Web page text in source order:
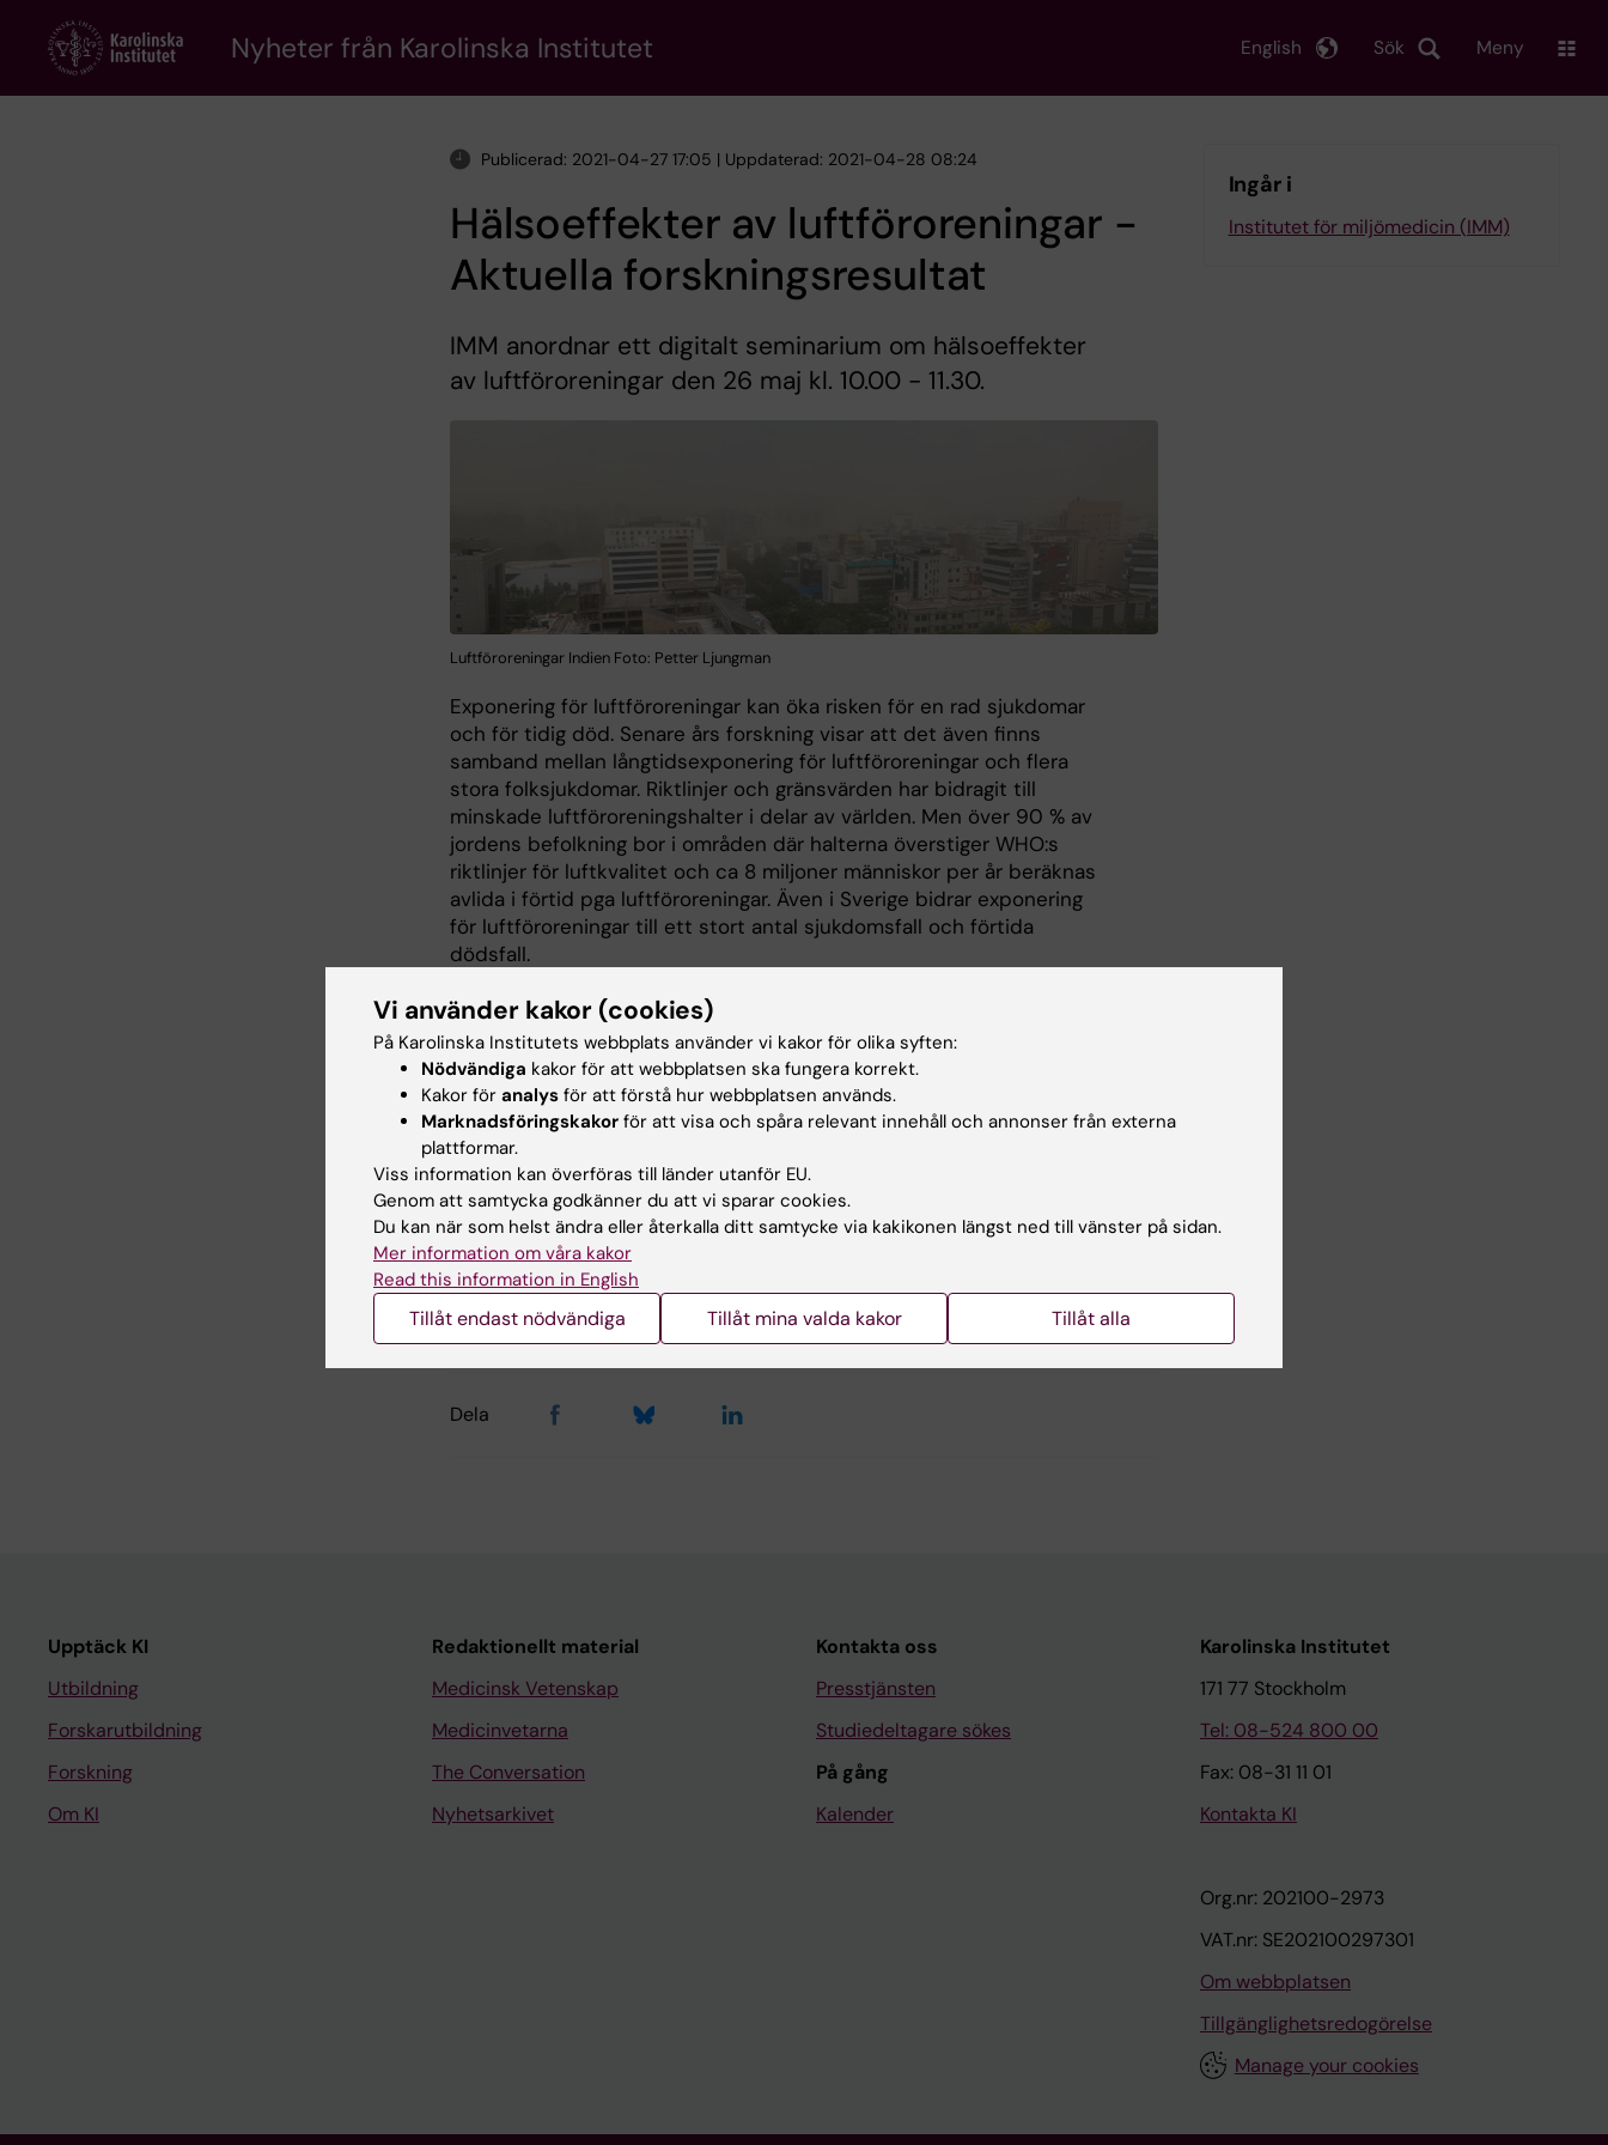
content
Nyheter från Karolinska Institutet Sök
English Meny
Publicerad: 2021-04-27 17:05 | Uppdaterad: 2021-04-28 08:24
Hälsoeffekter av luftföroreningar -
Aktuella forskningsresultat
IMM anordnar ett digitalt seminarium om hälsoeffekter
av luftföroreningar den 26 maj kl. 10.00 - 11.30.
Luftföroreningar Indien Foto: Petter Ljungman
Exponering för luftföroreningar kan öka risken för en rad sjukdomar
och för tidig död. Senare års forskning visar att det även finns
samband mellan långtidsexponering för luftföroreningar och flera
stora folksjukdomar. Riktlinjer och gränsvärden har bidragit till
minskade luftföroreningshalter i delar av världen. Men över 90 % av
jordens befolkning bor i områden där halterna överstiger WHO:s
riktlinjer för luftkvalitet och ca 8 miljoner människor per år beräknas
avlida i förtid pga luftföroreningar. Även i Sverige bidrar exponering
för luftföroreningar till ett stort antal sjukdomsfall och förtida
dödsfall.
Hur långt skyddar dagens riktvärden? Vilka sjukdomar kan
luftföroreningar ge upphov till? Vad visar nya forskningsrön från
Sverige och resten av världen?
Institutet för miljömedicin (IMM) anordnar ett webb-seminarium där
vi sammanfattar aktuella forskningsresultat och söker svara på
ovanstående frågor.
Information om program och anmälan
Uppdaterad av:
Anna Persson 2021-04-28
Dela
Ingår i
Institutet för miljömedicin (IMM)
Upptäck KI
Utbildning
Forskarutbildning
Forskning
Om KI
Redaktionellt material
Medicinsk Vetenskap
Medicinvetarna
The Conversation
Nyhetsarkivet
Kontakta oss
Presstjänsten
Studiedeltagare sökes
På gång
Kalender
Karolinska Institutet
171 77 Stockholm
Tel: 08-524 800 00
Fax: 08-31 11 01
Kontakta KI
Org.nr: 202100-2973
VAT.nr: SE202100297301
Om webbplatsen
Tillgänglighetsredogörelse
Manage your cookies
Vi använder kakor (cookies)
På Karolinska Institutets webbplats använder vi kakor för olika syften:
Nödvändiga kakor för att webbplatsen ska fungera korrekt.
Kakor för analys för att förstå hur webbplatsen används.
Marknadsföringskakor för att visa och spåra relevant innehåll och annonser från externa
plattformar.
Viss information kan överföras till länder utanför EU.
Genom att samtycka godkänner du att vi sparar cookies.
Du kan när som helst ändra eller återkalla ditt samtycke via kakikonen längst ned till vänster på sidan.
Mer information om våra kakor
Read this information in English
Tillåt endast nödvändiga Tillåt mina valda kakor Tillåt alla